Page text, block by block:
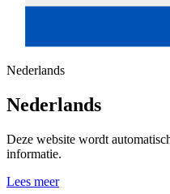
Nederlands
Nederlands
Deze website wordt
informatie.
Lees meer